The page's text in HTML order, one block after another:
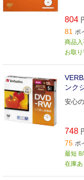
804
81 ポ
商品
お取
ンク
安心
748
75 ポ
最短
在庫あ